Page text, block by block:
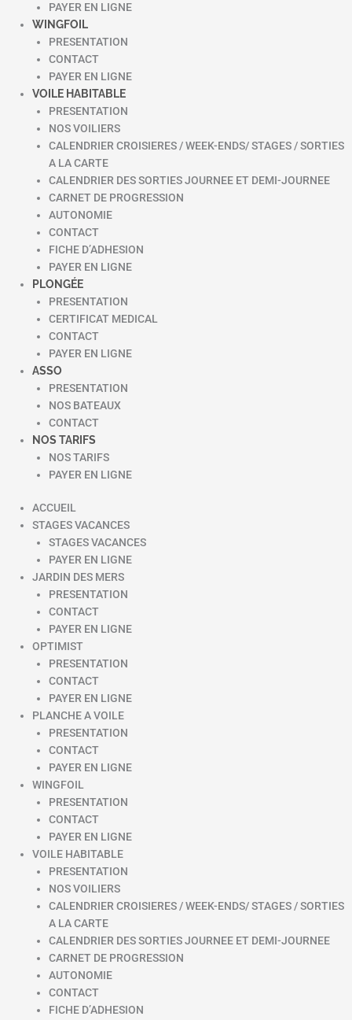
PAYER EN LIGNE
WINGFOIL
PRESENTATION
CONTACT
PAYER EN LIGNE
VOILE HABITABLE
PRESENTATION
NOS VOILIERS
CALENDRIER CROISIERES / WEEK-ENDS/ STAGES / SORTIES
A LA CARTE
CALENDRIER DES SORTIES JOURNEE ET DEMI-JOURNEE
CARNET DE PROGRESSION
AUTONOMIE
CONTACT
FICHE D’ADHESION
PAYER EN LIGNE
PLONGÉE
PRESENTATION
CERTIFICAT MEDICAL
CONTACT
PAYER EN LIGNE
ASSO
PRESENTATION
NOS BATEAUX
CONTACT
NOS TARIFS
NOS TARIFS
PAYER EN LIGNE
ACCUEIL
STAGES VACANCES
STAGES VACANCES
PAYER EN LIGNE
JARDIN DES MERS
PRESENTATION
CONTACT
PAYER EN LIGNE
OPTIMIST
PRESENTATION
CONTACT
PAYER EN LIGNE
PLANCHE A VOILE
PRESENTATION
CONTACT
PAYER EN LIGNE
WINGFOIL
PRESENTATION
CONTACT
PAYER EN LIGNE
VOILE HABITABLE
PRESENTATION
NOS VOILIERS
CALENDRIER CROISIERES / WEEK-ENDS/ STAGES / SORTIES
A LA CARTE
CALENDRIER DES SORTIES JOURNEE ET DEMI-JOURNEE
CARNET DE PROGRESSION
AUTONOMIE
CONTACT
FICHE D’ADHESION